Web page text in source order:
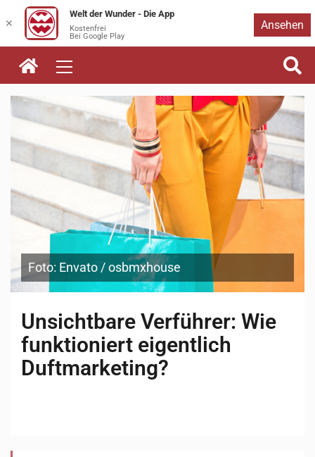
Zum
Inhalt
springen
Foto: Envato / osbmxhouse
Unsichtbare Verführer: Wie
funktioniert eigentlich
Duftmarketing?
✕
Welt der Wunder - Die App
Kostenfrei
Bei Google Play
Ansehen